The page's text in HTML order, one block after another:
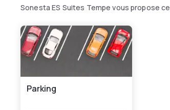
Sonesta ES Suites Tempe vous propose
Parking